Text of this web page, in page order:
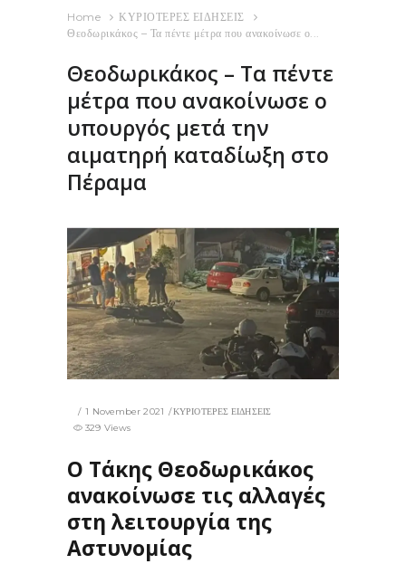
Home
ΚΥΡΙΟΤΕΡΕΣ ΕΙΔΗΣΕΙΣ
Θεοδωρικάκος – Τα πέντε μέτρα που ανακοίνωσε ο...
Θεοδωρικάκος – Τα πέντε
μέτρα που ανακοίνωσε ο
υπουργός μετά την
αιματηρή καταδίωξη στο
Πέραμα
1 November 2021
ΚΥΡΙΟΤΕΡΕΣ ΕΙΔΗΣΕΙΣ
329 Views
Ο Τάκης Θεοδωρικάκος
ανακοίνωσε τις αλλαγές
στη λειτουργία της
Αστυνομίας